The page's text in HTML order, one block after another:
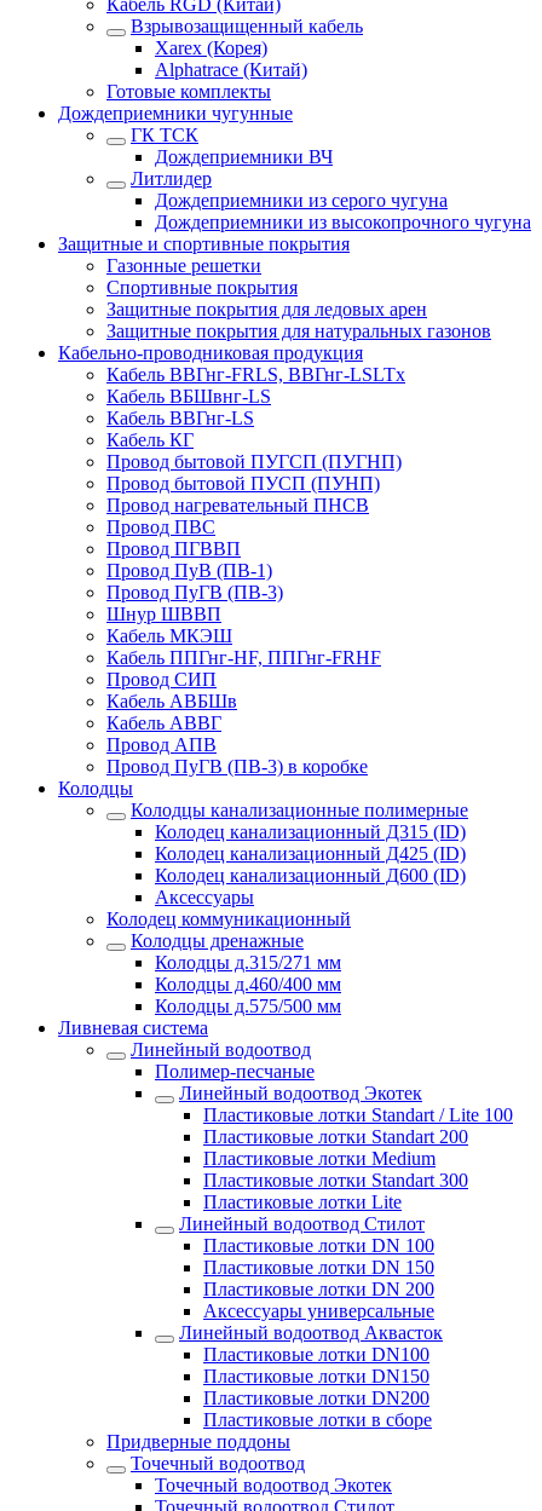
Кабель RGD (Китай)
Взрывозащищенный кабель
Xarex (Корея)
Alphatrace (Китай)
Готовые комплекты
Дождеприемники чугунные
ГК ТСК
Дождеприемники ВЧ
Литлидер
Дождеприемники из серого чугуна
Дождеприемники из высокопрочного чугуна
Защитные и спортивные покрытия
Газонные решетки
Спортивные покрытия
Защитные покрытия для ледовых арен
Защитные покрытия для натуральных газонов
Кабельно-проводниковая продукция
Кабель ВВГнг-FRLS, ВВГнг-LSLTx
Кабель ВБШвнг-LS
Кабель ВВГнг-LS
Кабель КГ
Провод бытовой ПУГСП (ПУГНП)
Провод бытовой ПУСП (ПУНП)
Провод нагревательный ПНСВ
Провод ПВС
Провод ПГВВП
Провод ПуВ (ПВ-1)
Провод ПуГВ (ПВ-3)
Шнур ШВВП
Кабель МКЭШ
Кабель ППГнг-HF, ППГнг-FRHF
Провод СИП
Кабель АВБШв
Кабель АВВГ
Провод АПВ
Провод ПуГВ (ПВ-3) в коробке
Колодцы
Колодцы канализационные полимерные
Колодец канализационный Д315 (ID)
Колодец канализационный Д425 (ID)
Колодец канализационный Д600 (ID)
Аксессуары
Колодец коммуникационный
Колодцы дренажные
Колодцы д.315/271 мм
Колодцы д.460/400 мм
Колодцы д.575/500 мм
Ливневая система
Линейный водоотвод
Полимер-песчаные
Линейный водоотвод Экотек
Пластиковые лотки Standart / Lite 100
Пластиковые лотки Standart 200
Пластиковые лотки Medium
Пластиковые лотки Standart 300
Пластиковые лотки Lite
Линейный водоотвод Стилот
Пластиковые лотки DN 100
Пластиковые лотки DN 150
Пластиковые лотки DN 200
Аксессуары универсальные
Линейный водоотвод Аквасток
Пластиковые лотки DN100
Пластиковые лотки DN150
Пластиковые лотки DN200
Пластиковые лотки в сборе
Придверные поддоны
Точечный водоотвод
Точечный водоотвод Экотек
Точечный водоотвод Стилот